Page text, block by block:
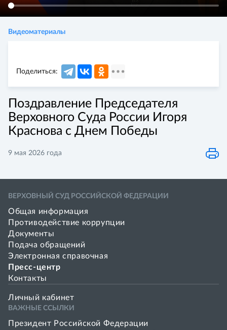
Видеоматериалы
Поздравление Председателя
Верховного Суда России Игоря
Краснова с Днем Победы
9 мая 2026 года
Поделиться:
ВЕРХОВНЫЙ СУД РОССИЙСКОЙ ФЕДЕРАЦИИ
Общая информация
Противодействие коррупции
Документы
Подача обращений
Электронная справочная
Пресс-центр
Контакты
Личный кабинет
ВАЖНЫЕ ССЫЛКИ
Президент Российской Федерации